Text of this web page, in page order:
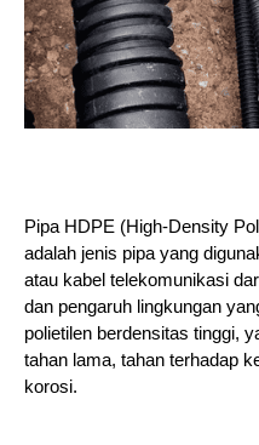
Pipa HDPE (High-Density
adalah jenis pipa yang
atau kabel telekomunikasi
dan pengaruh lingkungan
polietilen berdensitas tinggi,
tahan lama, tahan terhadap
korosi.